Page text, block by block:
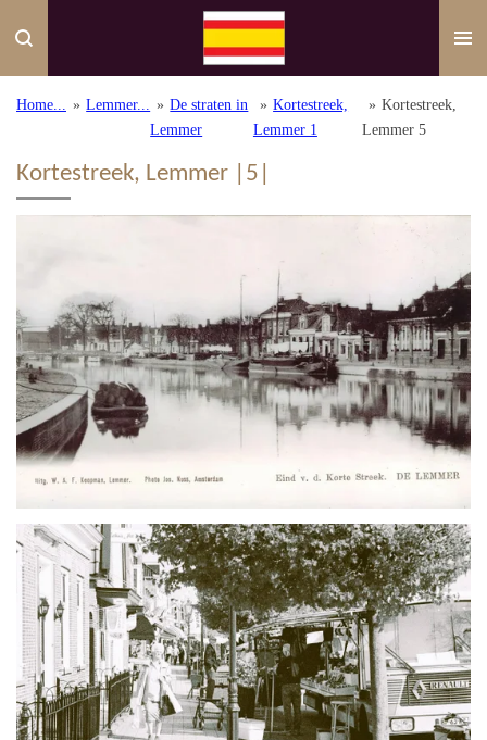
direct
de
Home... » Lemmer... » De straten in
Lemmer
» Kortestreek,
Lemmer 1
» Kortestreek,
Lemmer 5
Kortestreek, Lemmer |5|